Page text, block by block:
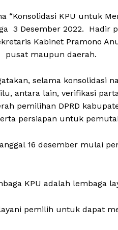
“Konsolidasi KPU untuk
3 Desember 2022. Hadir
Kabinet Pramono
pusat maupun daerah.
selama konsolidasi
antara lain, verifikasi
pemilihan DPRD
persiapan untuk
16 desember mulai
KPU adalah lembaga
pemilih untuk dapat